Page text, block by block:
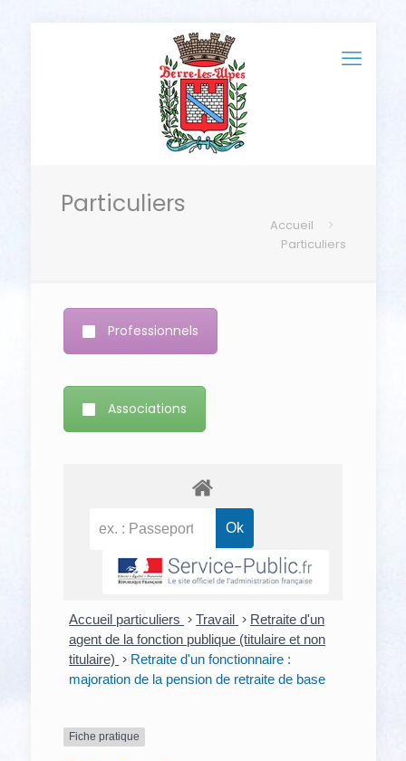
Particuliers
Accueil
Particuliers
Professionnels
Associations
Accueil particuliers > Travail > Retraite d'un
agent de la fonction publique (titulaire et non
titulaire) > Retraite d'un fonctionnaire :
majoration de la pension de retraite de base
Fiche pratique